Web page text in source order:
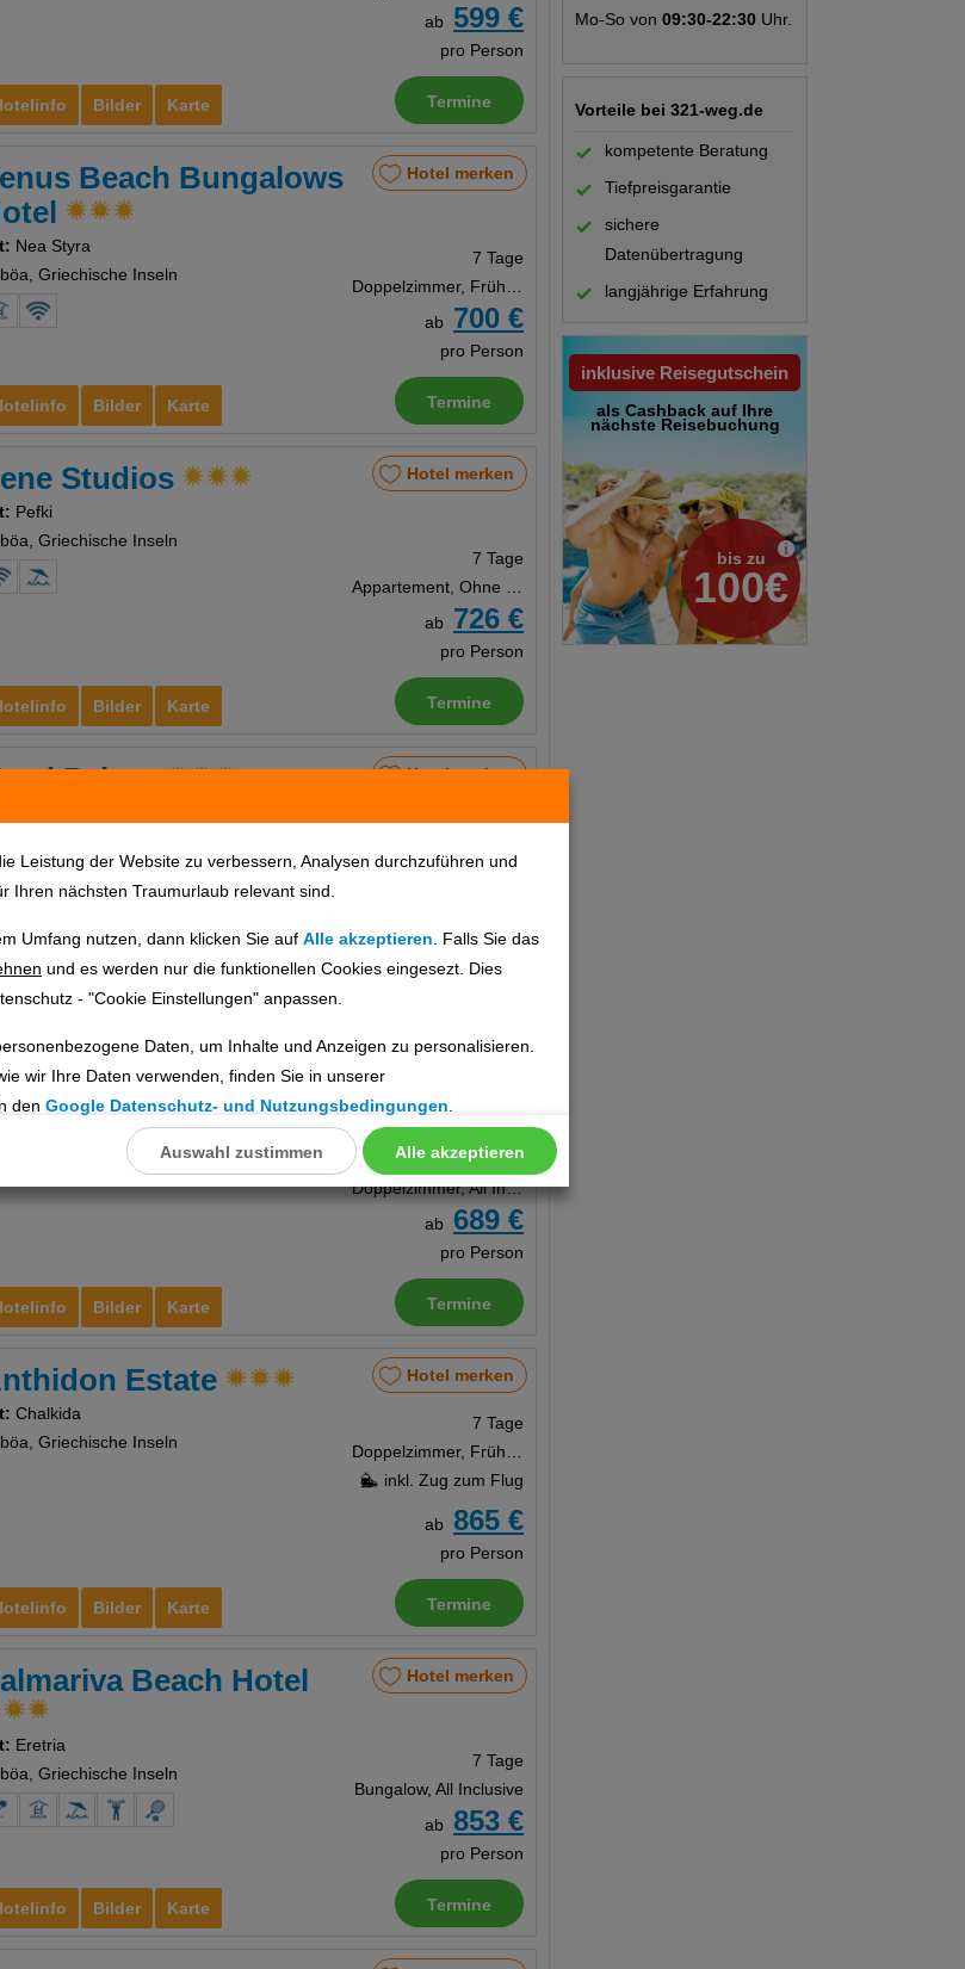
Leistung der Website zu verbessern, Analysen durchzuführen und
Ihren nächsten Traumurlaub relevant sind.
Umfang nutzen, dann klicken Sie auf Alle akzeptieren . Falls Sie das
und es werden nur die funktionellen Cookies eingesezt. Dies
- "Cookie Einstellungen" anpassen.
Daten, um Inhalte und Anzeigen zu personalisieren.
wir Ihre Daten verwenden, finden Sie in unserer
den Google Datenschutz- und Nutzungsbedingungen
Alle akzeptieren
Auswahl zustimmen
Mo-So von 09:30-22:30 Uhr.
Vorteile bei 321-weg.de
kompetente Beratung
Tiefpreisgarantie
sichere
Datenübertragung
langjährige Erfahrung
inklusive Reisegutschein
als Cashback auf Ihre
nächste Reisebuchung
bis zu
100€
Bilder Karte
ab
599 €
pro Person
Termine
Bilder Karte
Beach Bungalows
Nea Styra
Griechische Inseln
Hotel merken
7 Tage
Doppelzimmer, Frühstück
ab
700 €
pro Person
Termine
Bilder Karte
Studios
Pefki
Griechische Inseln
Hotel merken
7 Tage
Appartement, Ohne Verpflegung
ab
726 €
pro Person
Termine
Bilder Karte
Palace Hotel merken
7 Tage
Bilder Karte
Beach Resort
Griechische Inseln
7 Tage
Doppelzimmer, All Inclusive
ab
689 €
pro Person
Termine
Bilder Karte
Estate
Chalkida
Griechische Inseln
Hotel merken
7 Tage
Doppelzimmer, Frühstück
inkl. Zug zum Flug
ab 865 €
pro Person
Termine
Bilder Karte
Beach Hotel
Eretria
Griechische Inseln
Hotel merken
7 Tage
Bungalow, All Inclusive
ab 853 €
pro Person
Termine